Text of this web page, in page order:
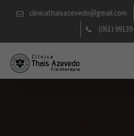
clinicathaisazevedo@gmail.com
(061)